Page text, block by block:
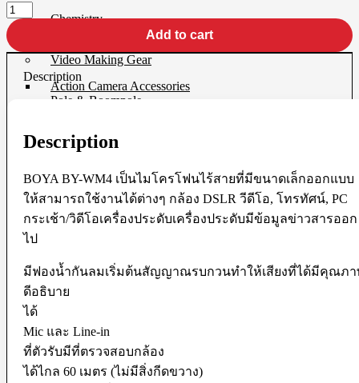
Chemistry
Darkroom Equipment
Video Making Gear
Action Camera Accessories
Pole & Boompole
Dollies
Gimbals & Accessories
Headphone
Live Streaming Device
Matte Boxes & Accessories
Mixer
Parallax
Shoe Mount
Voice Recorder
Windbuster & Wind Screen
Wireless Microphone
BOYA
(
BY-
WM4
PRO-
2.4GHz
WIRELESS
FOR
SMARTPHONES
Add to cart
Description
Description
BOYA BY-WM4 เป็นไมโครโฟนไร้สายที่มีขนาดเล็กออกแบบ
ให้สามารถใช้งานได้ต่างๆ กล้อง DSLR วีดีโอ, โทรทัศน์, PC
กระเช้า/วิดีโอเครื่องประดับเครื่องประดับมีข้อมูลข่าวสารออก
ไป
มีฟองน้ำกันลมเริ่มต้นสัญญาณรบกวนทำให้เสียงที่ได้มีคุณภ
ดีอธิบาย
ได้
Mic และ Line-in
ที่ตัวรับมีที่ตรวจสอบกล้อง
ได้ไกล 60 เมตร (ไม่มีสิ่งกีดขวาง)